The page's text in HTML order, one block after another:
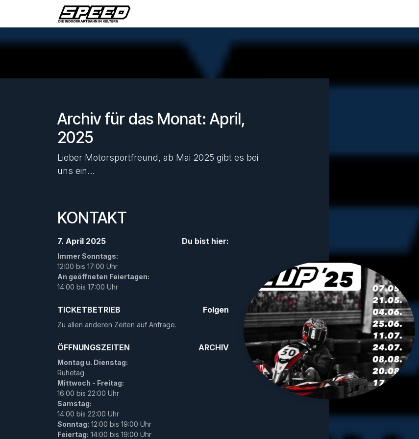
Zum Inhalt springen
Archiv für das Monat: April,
2025
Lieber Motorsportfreund, ab Mai 2025 gibt es bei
uns ein…
KONTAKT
7. April 2025 Du bist hier:
Immer Sonntags:
12:00 bis 17:00 Uhr
An geöffneten Feiertagen:
14:00 bis 17:00 Uhr
TICKETBETRIEB Folgen
Zu allen anderen Zeiten auf Anfrage.
ÖFFNUNGSZEITEN ARCHIV
Montag u. Dienstag:
Ruhetag
Mittwoch - Freitag:
16:00 bis 22:00 Uhr
Samstag:
14:00 bis 22:00 Uhr
Sonntag: 12:00 bis 19:00 Uhr
Feiertag: 14:00 bis 19:00 Uhr